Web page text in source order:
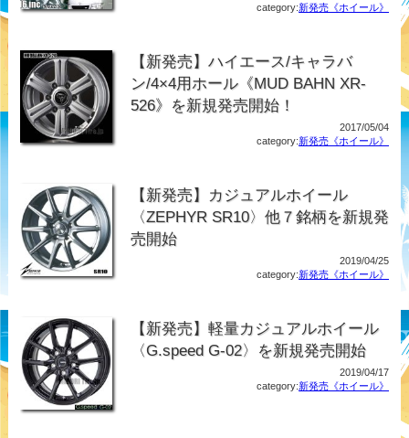
category:新発売《ホイール》
【新発売】ハイエース/キャラバ
ン/4×4用ホール《MUD BAHN XR-
526》を新規発売開始！
2017/05/04
category:新発売《ホイール》
【新発売】カジュアルホイール
〈ZEPHYR SR10〉他７銘柄を新規発
売開始
2019/04/25
category:新発売《ホイール》
【新発売】軽量カジュアルホイール
〈G.speed G-02〉を新規発売開始
2019/04/17
category:新発売《ホイール》